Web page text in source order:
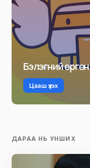
Бэлэгний
Цааш үзэх
ДАРАА НЬ УНШИХ